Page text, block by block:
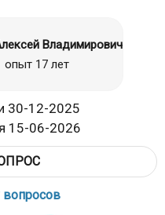
Владимирович
опыт 17 лет
30-12-2025
15-06-2026
вопросов